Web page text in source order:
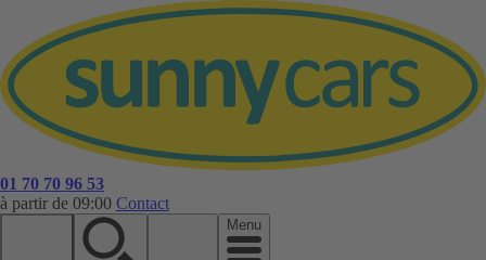
01 70 70 96 53
à partir de 09:00 Contact
Menu